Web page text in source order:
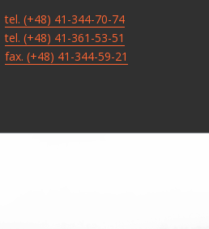
tel. (+48) 41-344-70-74
tel. (+48) 41-361-53-51
fax. (+48) 41-344-59-21